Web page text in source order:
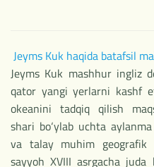
Jeyms Kuk haqida batafsil
Jeyms Kuk mashhur ingliz
qator yangi yerlarni kashf
okeanini tadqiq qilish
shari bo‘ylab uchta
va talay muhim geografik
sayyoh XVIII asrgacha juda